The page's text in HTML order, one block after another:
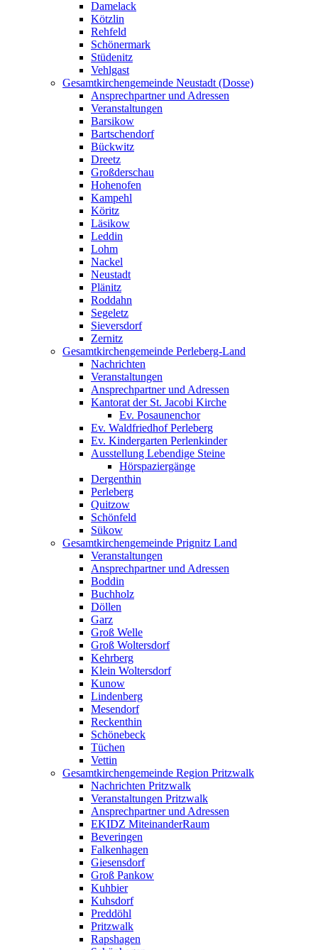
Damelack
Kötzlin
Rehfeld
Schönermark
Stüdenitz
Vehlgast
Gesamtkirchengemeinde Neustadt (Dosse)
Ansprechpartner und Adressen
Veranstaltungen
Barsikow
Bartschendorf
Bückwitz
Dreetz
Großderschau
Hohenofen
Kampehl
Köritz
Läsikow
Leddin
Lohm
Nackel
Neustadt
Plänitz
Roddahn
Segeletz
Sieversdorf
Zernitz
Gesamtkirchengemeinde Perleberg-Land
Nachrichten
Veranstaltungen
Ansprechpartner und Adressen
Kantorat der St. Jacobi Kirche
Ev. Posaunenchor
Ev. Waldfriedhof Perleberg
Ev. Kindergarten Perlenkinder
Ausstellung Lebendige Steine
Hörspaziergänge
Dergenthin
Perleberg
Quitzow
Schönfeld
Sükow
Gesamtkirchengemeinde Prignitz Land
Veranstaltungen
Ansprechpartner und Adressen
Boddin
Buchholz
Döllen
Garz
Groß Welle
Groß Woltersdorf
Kehrberg
Klein Woltersdorf
Kunow
Lindenberg
Mesendorf
Reckenthin
Schönebeck
Tüchen
Vettin
Gesamtkirchengemeinde Region Pritzwalk
Nachrichten Pritzwalk
Veranstaltungen Pritzwalk
Ansprechpartner und Adressen
EKIDZ MiteinanderRaum
Beveringen
Falkenhagen
Giesensdorf
Groß Pankow
Kuhbier
Kuhsdorf
Preddöhl
Pritzwalk
Rapshagen